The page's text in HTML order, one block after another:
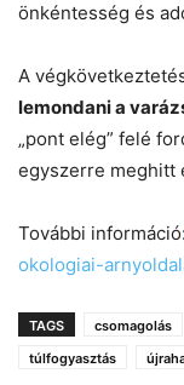
önkéntesség és
A
lemondani a
„pont elég” felé
egyszerre meghitt
További információ:
okologiai-
TAGS csomagolás
túlfogyasztás